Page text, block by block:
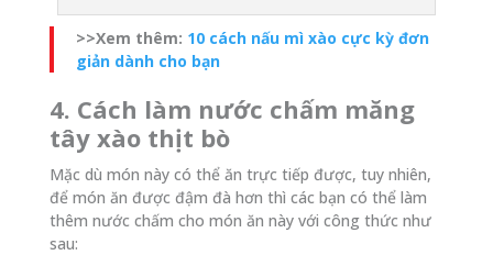
>>Xem thêm: 10 cách nấu mì xào cực kỳ đơn
giản dành cho bạn
4. Cách làm nước chấm măng
tây xào thịt bò
Mặc dù món này có thể ăn trực tiếp được, tuy nhiên,
để món ăn được đậm đà hơn thì các bạn có thể làm
thêm nước chấm cho món ăn này với công thức như
sau: